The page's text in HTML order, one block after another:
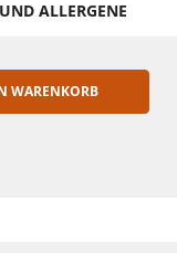
ALLERGENE
WARENKORB